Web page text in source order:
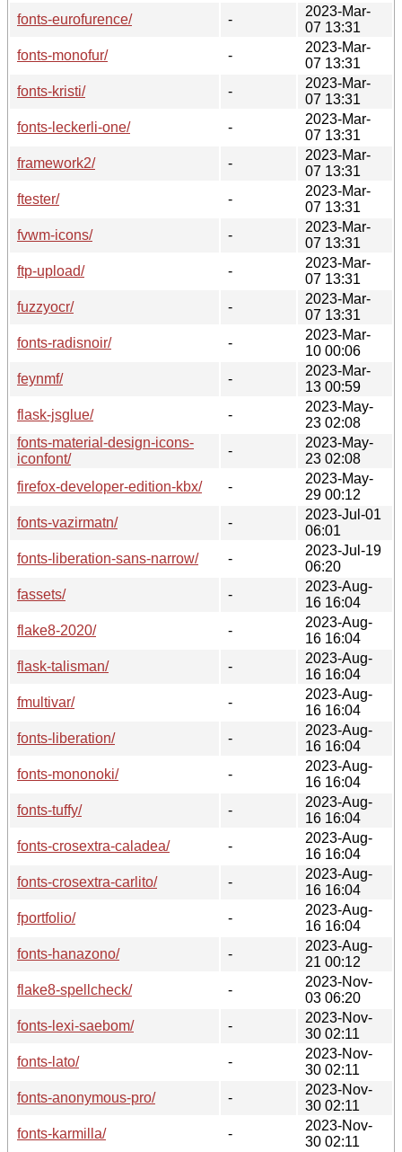
fonts-eurofurence/
-
2023-Mar-
07 13:31
fonts-monofur/
-
2023-Mar-
07 13:31
fonts-kristi/
-
2023-Mar-
07 13:31
fonts-leckerli-one/
-
2023-Mar-
07 13:31
framework2/
-
2023-Mar-
07 13:31
ftester/
-
2023-Mar-
07 13:31
fvwm-icons/
-
2023-Mar-
07 13:31
ftp-upload/
-
2023-Mar-
07 13:31
fuzzyocr/
-
2023-Mar-
07 13:31
fonts-radisnoir/
-
2023-Mar-
10 00:06
feynmf/
-
2023-Mar-
13 00:59
flask-jsglue/
-
2023-May-
23 02:08
fonts-material-design-icons-
iconfont/
-
2023-May-
23 02:08
firefox-developer-edition-kbx/
-
2023-May-
29 00:12
fonts-vazirmatn/
-
2023-Jul-01
06:01
fonts-liberation-sans-narrow/
-
2023-Jul-19
06:20
fassets/
-
2023-Aug-
16 16:04
flake8-2020/
-
2023-Aug-
16 16:04
flask-talisman/
-
2023-Aug-
16 16:04
fmultivar/
-
2023-Aug-
16 16:04
fonts-liberation/
-
2023-Aug-
16 16:04
fonts-mononoki/
-
2023-Aug-
16 16:04
fonts-tuffy/
-
2023-Aug-
16 16:04
fonts-crosextra-caladea/
-
2023-Aug-
16 16:04
fonts-crosextra-carlito/
-
2023-Aug-
16 16:04
fportfolio/
-
2023-Aug-
16 16:04
fonts-hanazono/
-
2023-Aug-
21 00:12
flake8-spellcheck/
-
2023-Nov-
03 06:20
fonts-lexi-saebom/
-
2023-Nov-
30 02:11
fonts-lato/
-
2023-Nov-
30 02:11
fonts-anonymous-pro/
-
2023-Nov-
30 02:11
fonts-karmilla/
-
2023-Nov-
30 02:11